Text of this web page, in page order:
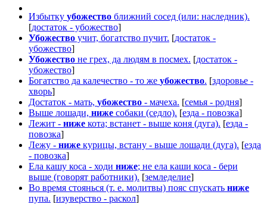
Избытку убожество ближний сосед (или: наследник).
[достаток - убожество]
Убожество учит, богатство пучит. [достаток -
убожество]
Убожество не грех, да людям в посмех. [достаток -
убожество]
Богатство да калечество - то же убожество. [здоровье -
хворь]
Достаток - мать, убожество - мачеха. [семья - родня]
Выше лошади, ниже собаки (седло). [езда - повозка]
Лежит - ниже кота; встанет - выше коня (дуга). [езда -
повозка]
Лежу - ниже курицы, встану - выше лошади (дуга). [езда
- повозка]
Ела кашу коса - ходи ниже; не ела каши коса - бери
выше (говорят работники). [земледелие]
Во время стоянься (т. е. молитвы) пояс спускать ниже
пупа. [изуверство - раскол]